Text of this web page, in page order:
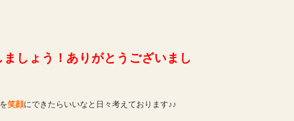
しょう！ありがとうございまし
を笑顔にできたらいいなと日々考えております♪♪